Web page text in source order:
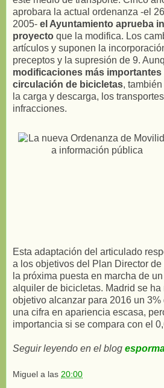
aprobara la actual ordenanza -el
2005- el Ayuntamiento aprueba
proyecto que la modifica. Los
artículos y suponen la
preceptos y la supresión de 9.
modificaciones más importantes
circulación de bicicletas,
la carga y descarga, los
infracciones.
Esta adaptación del articulado
a los objetivos del Plan Director
la próxima puesta en marcha de
alquiler de bicicletas. Madrid se ha
objetivo alcanzar para 2016 un
una cifra en apariencia escasa,
importancia si se compara con el
Seguir leyendo en el blog
Miguel a las 20:00